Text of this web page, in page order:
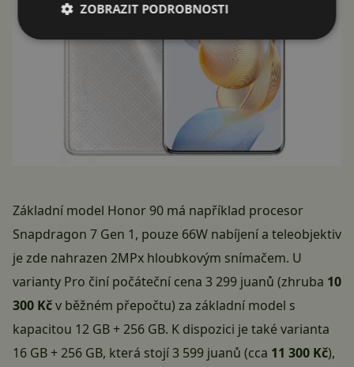
Základní model Honor 90 má například procesor
Snapdragon 7 Gen 1, pouze 66W nabíjení a teleobjektiv
je zde nahrazen 2MPx hloubkovým snímačem. U
varianty Pro činí počáteční cena 3 299 juanů (zhruba 10
300 Kčv běžném přepočtu) za základní model s
kapacitou 12 GB + 256 GB. K dispozici je také varianta
16 GB + 256 GB, která stojí 3 599 juanů (cca 11 300 Kč),
ZOBRAZIT PODROBNOSTI